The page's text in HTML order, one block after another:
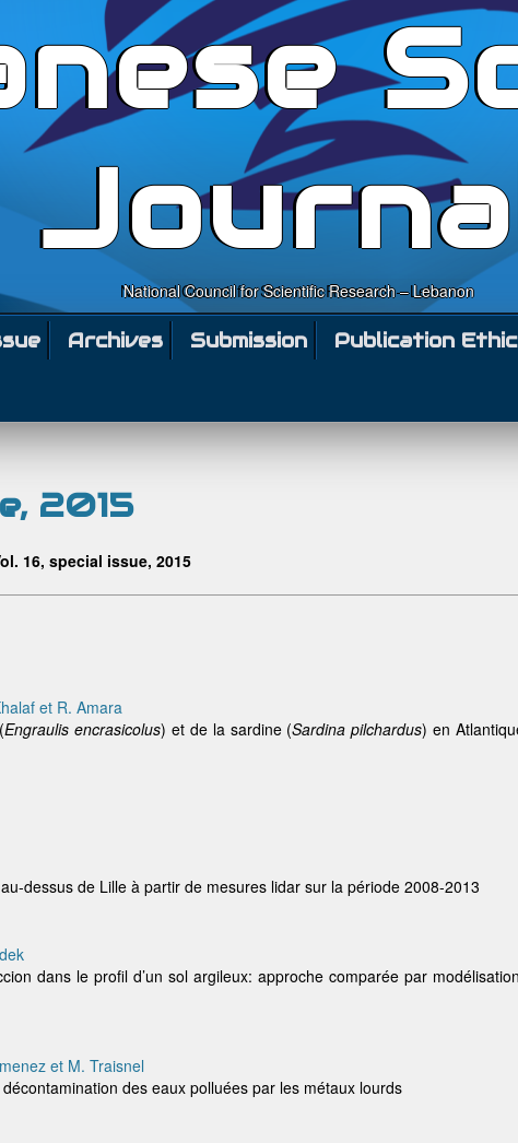
National Council for Scientific Research – Lebanon
Archives Submission Publication
2015
16, special issue, 2015
et R. Amara
Engraulis encrasicolus) et de la sardine (Sardina pilchardus) en
dessus de Lille à partir de mesures lidar sur la période 2008-2013
dans le profil d’un sol argileux: approche comparée par
et M. Traisnel
des eaux polluées par les métaux lourds